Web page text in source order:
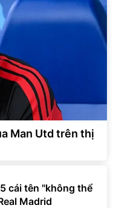
Man Utd trên thị
cái tên "không thể
Madrid